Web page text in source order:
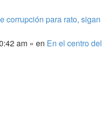
corrupción para rato, sigan
am » en En el centro del